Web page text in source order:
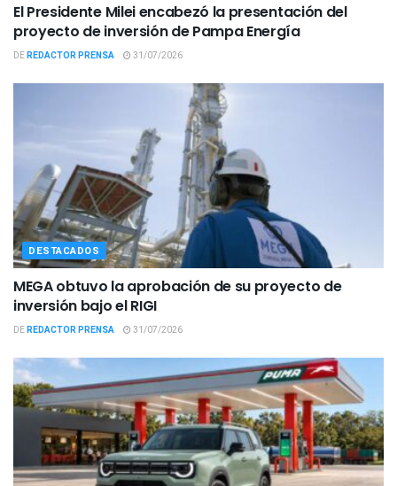
El Presidente Milei encabezó la presentación del
proyecto de inversión de Pampa Energía
DEREDACTOR PRENSA 31/07/2026
DESTACADOS
MEGA obtuvo la aprobación de su proyecto de
inversión bajo el RIGI
DEREDACTOR PRENSA 31/07/2026